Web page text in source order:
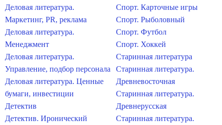
Деловая литература.
Маркетинг, PR, реклама
Деловая литература.
Менеджмент
Деловая литература.
Управление, подбор персонала
Деловая литература. Ценные
бумаги, инвестиции
Детектив
Детектив. Иронический
Спорт. Карточные игры
Спорт. Рыболовный
Спорт. Футбол
Спорт. Хоккей
Старинная литература
Старинная литература.
Древневосточная
Старинная литература.
Древнерусская
Старинная литература.